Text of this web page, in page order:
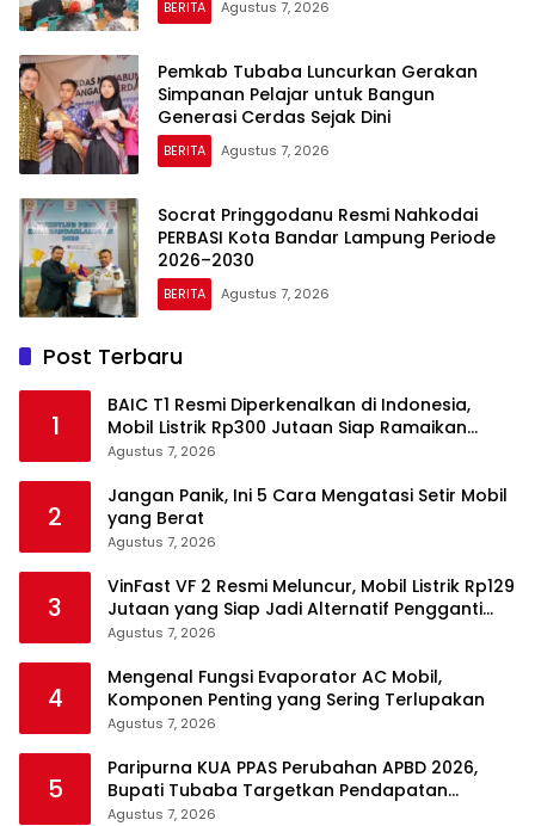
BERITA Agustus 7, 2026
Pemkab Tubaba Luncurkan Gerakan
Simpanan Pelajar untuk Bangun
Generasi Cerdas Sejak Dini
BERITA Agustus 7, 2026
Socrat Pringgodanu Resmi Nahkodai
PERBASI Kota Bandar Lampung Periode
2026–2030
BERITA Agustus 7, 2026
Post Terbaru
1
BAIC T1 Resmi Diperkenalkan di Indonesia,
Mobil Listrik Rp300 Jutaan Siap Ramaikan
Pasar EV
Agustus 7, 2026
2
Jangan Panik, Ini 5 Cara Mengatasi Setir Mobil
yang Berat
Agustus 7, 2026
3
VinFast VF 2 Resmi Meluncur, Mobil Listrik Rp129
Jutaan yang Siap Jadi Alternatif Pengganti
Motor
Agustus 7, 2026
4
Mengenal Fungsi Evaporator AC Mobil,
Komponen Penting yang Sering Terlupakan
Agustus 7, 2026
5
Paripurna KUA PPAS Perubahan APBD 2026,
Bupati Tubaba Targetkan Pendapatan
Daerah Rp820,3 Miliar
Agustus 7, 2026